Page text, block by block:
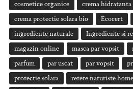
cosmetice organice crema hidratanta
crema protectie solara bio Ecocert
ingrediente naturale Ingrediente si
magazin online masca par vopsit
parfum par uscat par vopsit
protectie solara retete naturiste